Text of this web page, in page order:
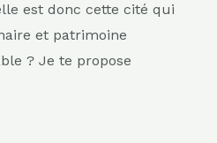
est donc cette cité qui
et patrimoine
? Je te propose